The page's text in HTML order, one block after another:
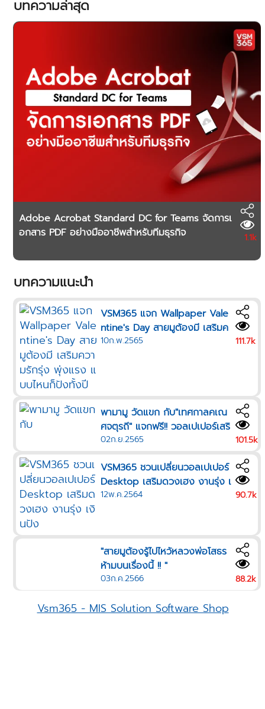
บทความล่าสุด
Adobe Acrobat Standard DC for Teams จัดการเ
อกสาร PDF อย่างมืออาชีพสำหรับทีมธุรกิจ
1.1k
บทความแนะนำ
VSM365 แจก Wallpaper Vale
ntine's Day สายมูต้องมี เสริมค
วามรักรุ่ง พุ่งแรง แบบไหนก็ปังทั้
10ก.พ.2565 111.7k
พามามู วัดแขก กับ"เทศกาลคเณ
ศจตุรถี" แจกฟรี!! วอลเปเปอร์เสริ
มดวง บูชาพระพิฆเนศตามวันเกิด
02ก.ย.2565 101.5k
VSM365 ชวนเปลี่ยนวอลเปเปอร์
Desktop เสริมดวงเฮง งานรุ่ง เ
งินปัง
12พ.ค.2564 90.7k
"สายมูต้องรู้ไปไหว้หลวงพ่อโสธร
ห้ามบนเรื่องนี้ !! "
03ก.ค.2566 88.2k
Vsm365 - MIS Solution Software Shop